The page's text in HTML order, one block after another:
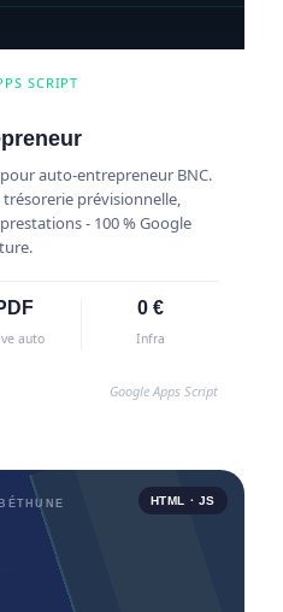
SCRIPT
auto-entrepreneur BNC.
trésorerie prévisionnelle,
- 100 % Google
auto
0 €
Infra
Google Apps Script
HTML · JS